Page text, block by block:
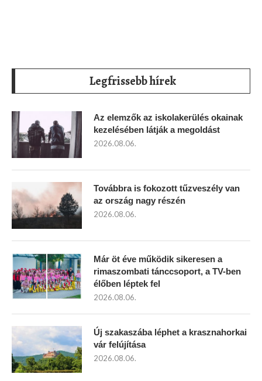
Legfrissebb hírek
Az elemzők az iskolakerülés okainak
kezelésében látják a megoldást
2026.08.06.
Továbbra is fokozott tűzveszély van
az ország nagy részén
2026.08.06.
Már öt éve működik sikeresen a
rimaszombati tánccsoport, a TV-ben
élőben léptek fel
2026.08.06.
Új szakaszába léphet a krasznahorkai
vár felújítása
2026.08.06.